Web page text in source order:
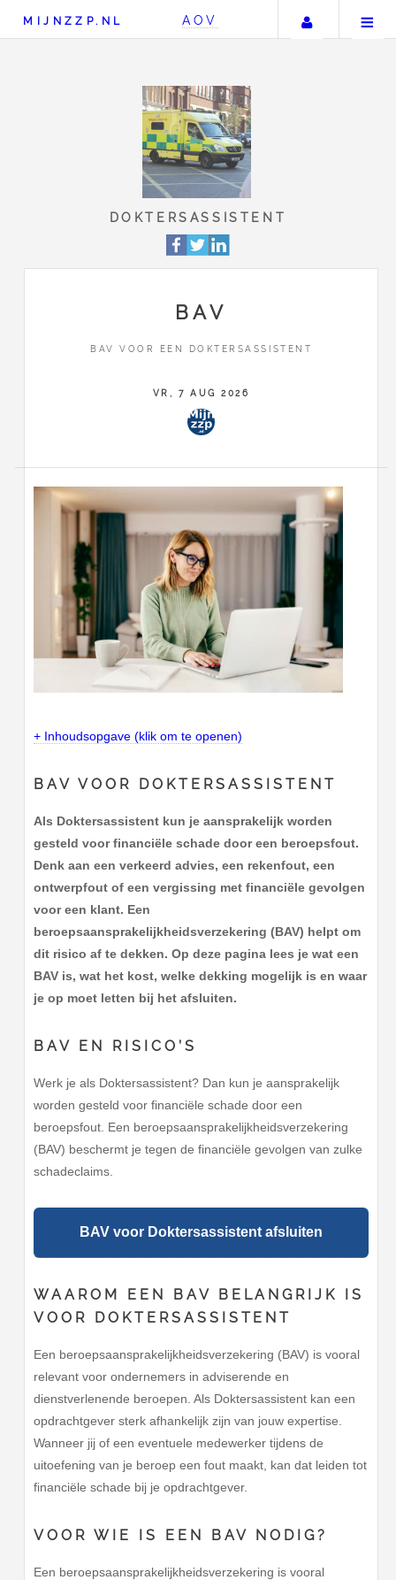
MIJNZZP.NL AOV Uw
BAV
BAV VOOR EEN DOKTERSASSISTENT
VR, 7 AUG 2026
+ Inhoudsopgave (klik om te openen)
BAV VOOR DOKTERSASSISTENT
Als Doktersassistent kun je aansprakelijk worden
gesteld voor financiële schade door een beroepsfout.
Denk aan een verkeerd advies, een rekenfout, een
ontwerpfout of een vergissing met financiële gevolgen
voor een klant. Een
beroepsaansprakelijkheidsverzekering (BAV) helpt om
dit risico af te dekken. Op deze pagina lees je wat een
BAV is, wat het kost, welke dekking mogelijk is en waar
je op moet letten bij het afsluiten.
BAV EN RISICO’S
Werk je als Doktersassistent? Dan kun je aansprakelijk
worden gesteld voor financiële schade door een
beroepsfout. Een beroepsaansprakelijkheidsverzekering
(BAV) beschermt je tegen de financiële gevolgen van zulke
schadeclaims.
BAV voor Doktersassistent afsluiten
WAAROM EEN BAV BELANGRIJK IS
VOOR DOKTERSASSISTENT
Een beroepsaansprakelijkheidsverzekering (BAV) is vooral
relevant voor ondernemers in adviserende en
dienstverlenende beroepen. Als Doktersassistent kan een
opdrachtgever sterk afhankelijk zijn van jouw expertise.
Wanneer jij of een eventuele medewerker tijdens de
uitoefening van je beroep een fout maakt, kan dat leiden tot
financiële schade bij je opdrachtgever.
VOOR WIE IS EEN BAV NODIG?
Een beroepsaansprakelijkheidsverzekering is vooral